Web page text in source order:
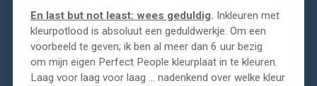
En last but not least: wees geduldig. Inkleuren met
kleurpotlood is absoluut een geduldwerkje. Om een
voorbeeld te geven; ik ben al meer dan 6 uur bezig
om mijn eigen Perfect People kleurplaat in te kleuren.
Laag voor laag voor laag … nadenkend over welke kleur